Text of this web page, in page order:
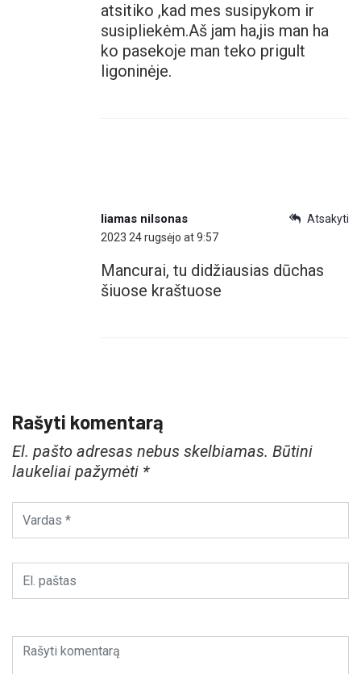
atsitiko ,kad mes susipykom ir
susipliekėm.Aš jam ha,jis man ha
ko pasekoje man teko prigult
ligoninėje.
Atsakyti
liamas nilsonas
2023 24 rugsėjo at 9:57
Mancurai, tu didžiausias dūchas
šiuose kraštuose
Rašyti komentarą
El. pašto adresas nebus skelbiamas. Būtini
laukeliai pažymėti *